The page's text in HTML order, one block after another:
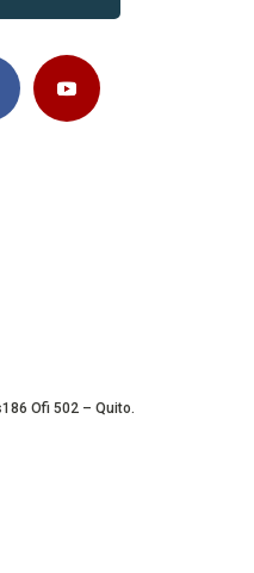
Ofi 502 – Quito.